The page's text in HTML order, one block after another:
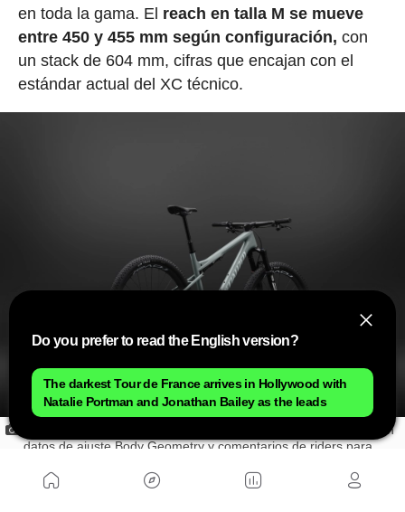
en toda la gama. El reach en talla M se mueve
entre 450 y 455 mm según configuración, con
un stack de 604 mm, cifras que encajan con el
estándar actual del XC técnico.
Las tallas L y XL tienen alturas de stack aumentadas basadas en
datos de ajuste Body Geometry y comentarios de riders para
equilibrada.
Do you prefer to read the English version?
The darkest Tour de France arrives in Hollywood with
Natalie Portman and Jonathan Bailey as the leads